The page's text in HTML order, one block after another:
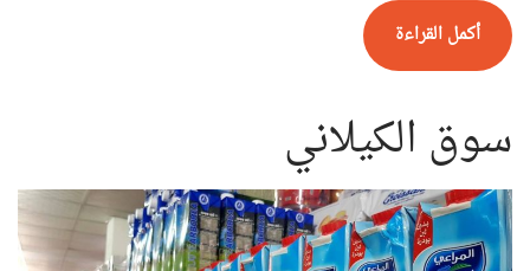
أكمل القراءة
سوق الكيلاني